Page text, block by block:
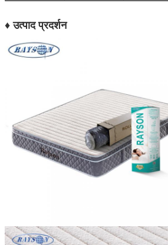
♦ उत्पाद प्रदर्शन